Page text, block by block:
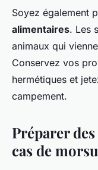
Soyez également
alimentaires. Les
animaux qui
Conservez vos
hermétiques et
campement.
Préparer
cas de